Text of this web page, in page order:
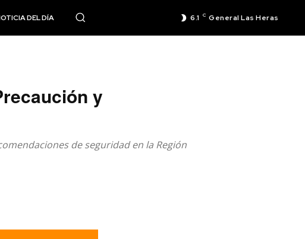
DEL DÍA 6.1 C General Las Heras
y
de seguridad en la Región